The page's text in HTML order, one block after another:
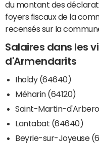
du montant des
foyers fiscaux de la
recensés sur la
Salaires dans les
d'Armendarits
Iholdy (64640)
Méharin (64120)
Saint-Martin-
Lantabat (64640)
Beyrie-sur-Joyeuse